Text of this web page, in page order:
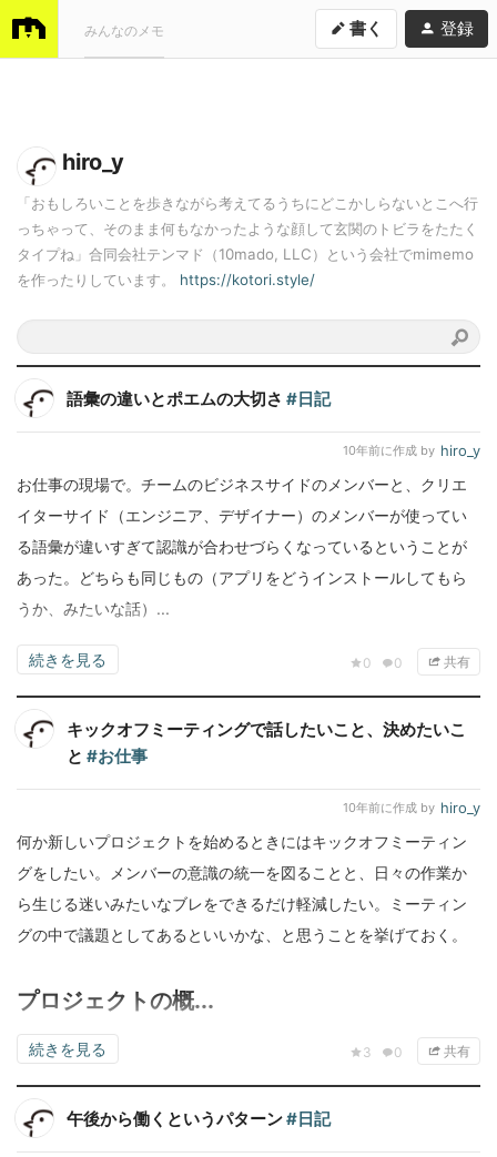
みんなのメモ 書く 登録
hiro_y
「おもしろいことを歩きながら考えてるうちにどこかしらないとこへ行
っちゃって、そのまま何もなかったような顔して玄関のトビラをたたく
タイプね」合同会社テンマド（10mado, LLC）という会社でmimemo
を作ったりしています。 https://kotori.style/
語彙の違いとポエムの大切さ #日記
10年前に作成 by hiro_y
0 0 共有
お仕事の現場で。チームのビジネスサイドのメンバーと、クリエ
イターサイド（エンジニア、デザイナー）のメンバーが使ってい
る語彙が違いすぎて認識が合わせづらくなっているということが
あった。どちらも同じもの（アプリをどうインストールしてもら
うか、みたいな話）...
続きを見る
キックオフミーティングで話したいこと、決めたいこ
と #お仕事
10年前に作成 by hiro_y
3 0 共有
何か新しいプロジェクトを始めるときにはキックオフミーティン
グをしたい。メンバーの意識の統一を図ることと、日々の作業か
ら生じる迷いみたいなブレをできるだけ軽減したい。ミーティン
グの中で議題としてあるといいかな、と思うことを挙げておく。
プロジェクトの概...
続きを見る
午後から働くというパターン#日記